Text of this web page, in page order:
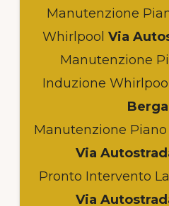
Manutenzione
Whirlpool Via
Manutenzione
Induzione Whirlpool
Manutenzione
Via
Pronto Intervento
Via